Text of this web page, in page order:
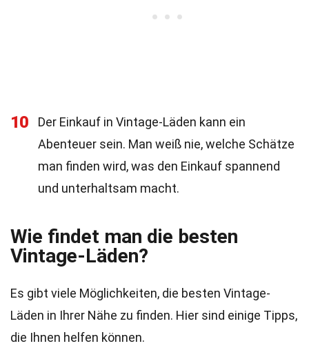
10
Der Einkauf in Vintage-Läden kann ein
Abenteuer sein. Man weiß nie, welche Schätze
man finden wird, was den Einkauf spannend
und unterhaltsam macht.
Wie findet man die besten
Vintage-Läden?
Es gibt viele Möglichkeiten, die besten Vintage-
Läden in Ihrer Nähe zu finden. Hier sind einige Tipps,
die Ihnen helfen können.